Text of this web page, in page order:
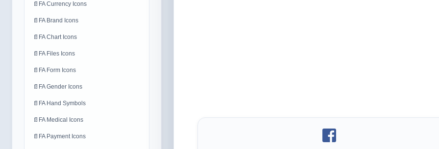
📄 FA Currency Icons
📄 FA Brand Icons
📄 FA Chart Icons
📄 FA Files Icons
📄 FA Form Icons
📄 FA Gender Icons
📄 FA Hand Symbols
📄 FA Medical Icons
📄 FA Payment Icons